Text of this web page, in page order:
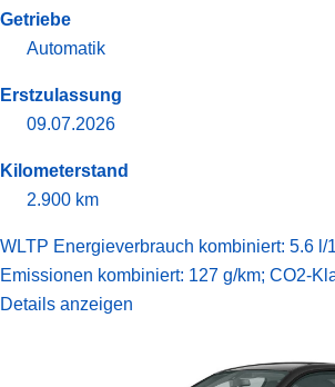
Getriebe
Automatik
Erstzulassung
09.07.2026
Kilometerstand
2.900 km
WLTP Energieverbrauch kombiniert: 5.6 l/
Emissionen kombiniert: 127 g/km; CO2-
Details anzeigen